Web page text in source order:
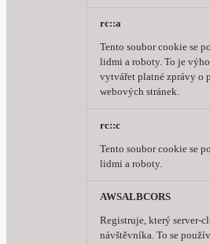
rc::a
Tento soubor cookie se
lidmi a roboty. To je
vytvářet platné zprávy o
webových stránek.
rc::c
Tento soubor cookie se
lidmi a roboty.
AWSALBCORS
Registruje, který server-
návštěvníka. To se